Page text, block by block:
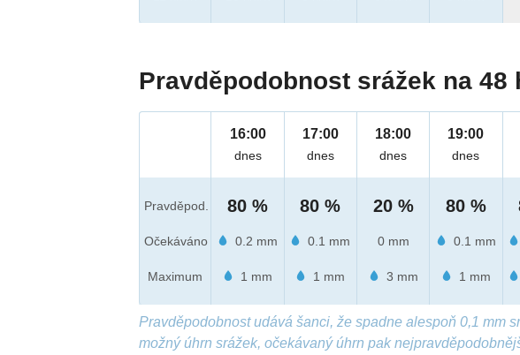
Pravděpodobnost srážek na 48
Pravděpod.
Očekáváno
Maximum
16:00
dnes
80 %
0.2 mm
1 mm
17:00
dnes
80 %
0.1 mm
1 mm
18:00
dnes
20 %
0 mm
3 mm
19:00
dnes
80 %
0.1 mm
1 mm
Pravděpodobnost udává šanci, že spadne alespoň 0,1 mm
možný úhrn srážek, očekávaný úhrn pak